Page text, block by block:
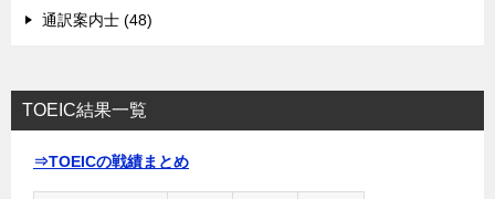
通訳案内士 (48)
TOEIC結果一覧
⇒TOEICの戦績まとめ